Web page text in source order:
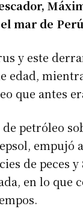
mar de
y este
edad,
que antes
petróleo
empujó
de peces
en lo